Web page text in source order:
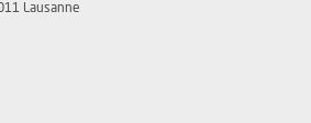
Lausanne